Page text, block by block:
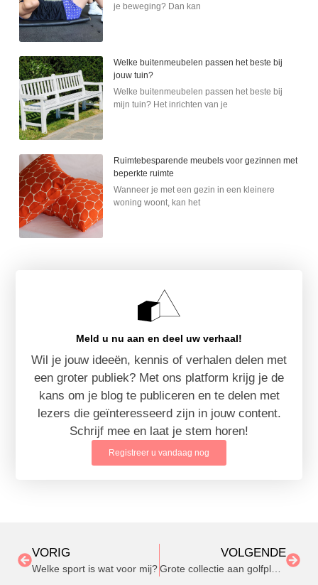
je beweging? Dan kan
Welke buitenmeubelen passen het beste bij
jouw tuin?
Welke buitenmeubelen passen het beste bij
mijn tuin? Het inrichten van je
Ruimtebesparende meubels voor gezinnen met
beperkte ruimte
Wanneer je met een gezin in een kleinere
woning woont, kan het
Meld u nu aan en deel uw verhaal!
Wil je jouw ideeën, kennis of verhalen delen met
een groter publiek? Met ons platform krijg je de
kans om je blog te publiceren en te delen met
lezers die geïnteresseerd zijn in jouw content.
Schrijf mee en laat je stem horen!
Registreer u vandaag nog
VORIG
Welke sport is wat voor mij?
VOLGENDE
Grote collectie aan golfplaten voor uw schuur of werkplaats